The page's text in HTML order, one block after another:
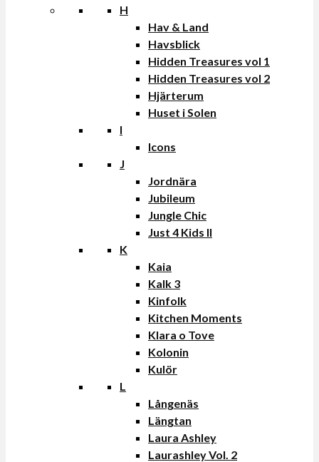
H
Hav & Land
Havsblick
Hidden Treasures vol 1
Hidden Treasures vol 2
Hjärterum
Huset i Solen
I
Icons
J
Jordnära
Jubileum
Jungle Chic
Just 4 Kids II
K
Kaia
Kalk 3
Kinfolk
Kitchen Moments
Klara o Tove
Kolonin
Kulör
L
Långenäs
Längtan
Laura Ashley
Laurashley Vol. 2